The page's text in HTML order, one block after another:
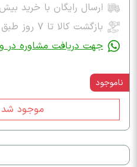
ارسال رایگان با خرید بیش از 5 میلیون
بازگشت کالا تا ۷ روز طبق شرایط مرجوعی
جهت دریافت مشاوره در
ناموجود
موجود